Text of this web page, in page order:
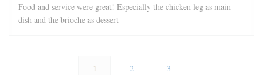
Food and service were great! Especially the chicken leg as main
dish and the brioche as dessert
1 2 3